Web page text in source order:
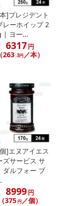
]プレジデント
レーホイップ 2
| ヨー...
6317円
（263.3円／本）
]エヌアイエス
ズサービス サ
ダルフォー ブ
8999円
（375 円／個）